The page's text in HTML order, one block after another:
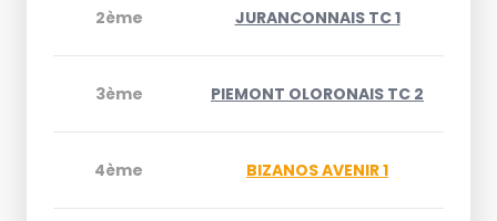
2ème JURANCONNAIS TC 1
3ème PIEMONT OLORONAIS TC 2
4ème BIZANOS AVENIR 1